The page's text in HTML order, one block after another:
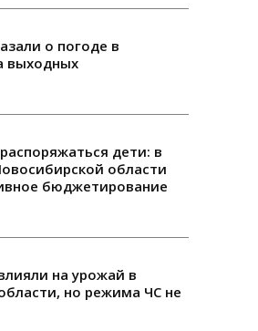
о погоде в
выходных
дети: в
области
бюджетирование
на урожай в
но режима ЧС не